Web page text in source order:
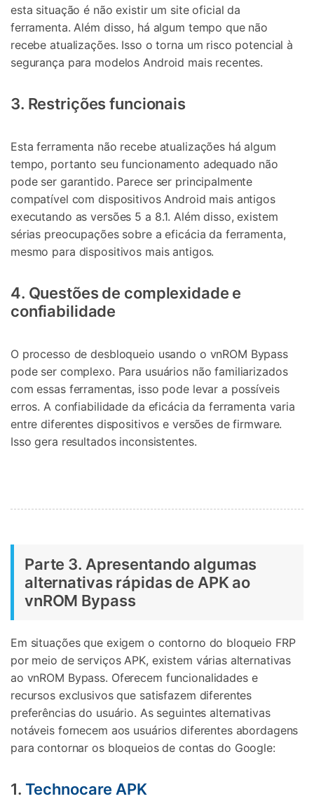
50M+ usuários, 17+ anos
Desbloqueie e repare seu celular
Recupere, proteja e transfira dados faclimente
Tecnologia de IA, sem complicação
Abrir APP Teste Online
esta situação é não existir um site oficial da
ferramenta. Além disso, há algum tempo que não
recebe atualizações. Isso o torna um risco potencial à
segurança para modelos Android mais recentes.
3. Restrições funcionais
Esta ferramenta não recebe atualizações há algum
tempo, portanto seu funcionamento adequado não
pode ser garantido. Parece ser principalmente
compatível com dispositivos Android mais antigos
executando as versões 5 a 8.1. Além disso, existem
sérias preocupações sobre a eficácia da ferramenta,
mesmo para dispositivos mais antigos.
4. Questões de complexidade e
confiabilidade
O processo de desbloqueio usando o vnROM Bypass
pode ser complexo. Para usuários não familiarizados
com essas ferramentas, isso pode levar a possíveis
erros. A confiabilidade da eficácia da ferramenta varia
entre diferentes dispositivos e versões de firmware.
Isso gera resultados inconsistentes.
Parte 3. Apresentando algumas
alternativas rápidas de APK ao
vnROM Bypass
Em situações que exigem o contorno do bloqueio FRP
por meio de serviços APK, existem várias alternativas
ao vnROM Bypass. Oferecem funcionalidades e
recursos exclusivos que satisfazem diferentes
preferências do usuário. As seguintes alternativas
notáveis fornecem aos usuários diferentes abordagens
para contornar os bloqueios de contas do Google:
1. Technocare APK